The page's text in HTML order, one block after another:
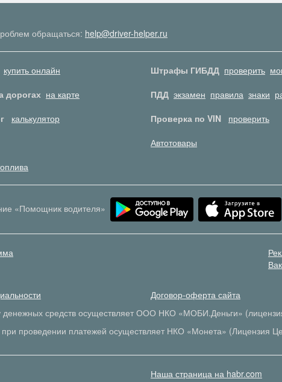
обращаться: help@driver-helper.ru
купить онлайн Штрафы ГИБДД проверить
дорогах на карте ПДД экзамен правила знаки
калькулятор Проверка по VIN проверить
Автотовары
«Помощник водителя»
Договор-оферта сайта
денежных средств осуществляет ООО НКО «МОБИ.Деньги»
проведении платежей осуществляет НКО «Монета» (Лицензия
Наша страница на habr.com